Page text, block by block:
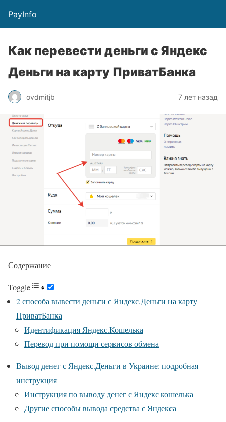
PayInfo
Как перевести деньги с Яндекс
Деньги на карту ПриватБанка
ovdmitjb 7 лет назад
Содержание
Toggle
2 способа вывести деньги с Яндекс.Деньги на карту
ПриватБанка
Идентификация Яндекс.Кошелька
Перевод при помощи сервисов обмена
Вывод денег с Яндекс.Деньги в Украине: подробная
инструкция
Инструкция по выводу денег с Яндекс кошелька
Другие способы вывода средства с Яндекса